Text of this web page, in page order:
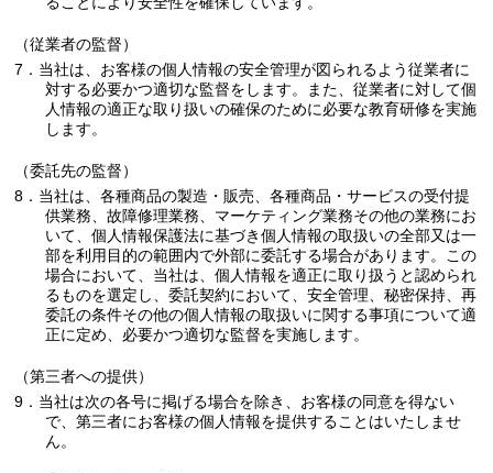
（従業者の監督）
7．当社は、お客様の個人情報の安全管理が図られるよう従業者に
対する必要かつ適切な監督をします。また、従業者に対して個
人情報の適正な取り扱いの確保のために必要な教育研修を実施
します。
（委託先の監督）
8．当社は、各種商品の製造・販売、各種商品・サービスの受付提
供業務、故障修理業務、マーケティング業務その他の業務にお
いて、個人情報保護法に基づき個人情報の取扱いの全部又は一
部を利用目的の範囲内で外部に委託する場合があります。この
場合において、当社は、個人情報を適正に取り扱うと認められ
るものを選定し、委託契約において、安全管理、秘密保持、再
委託の条件その他の個人情報の取扱いに関する事項について適
正に定め、必要かつ適切な監督を実施します。
（第三者への提供）
9．当社は次の各号に掲げる場合を除き、お客様の同意を得ない
で、第三者にお客様の個人情報を提供することはいたしませ
ん。